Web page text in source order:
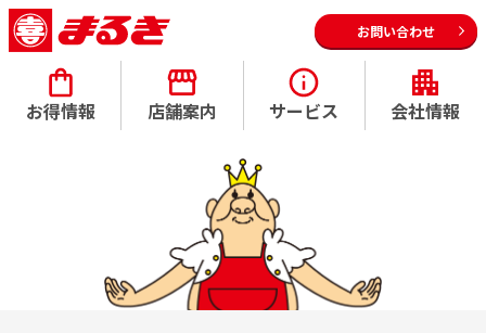
お得情報 店舗案内 サービス 会社情報
お問い合わせ